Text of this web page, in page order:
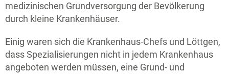
medizinischen Grundversorgung der Bevölkerung
durch kleine Krankenhäuser.
Einig waren sich die Krankenhaus-Chefs und Löttgen,
dass Spezialisierungen nicht in jedem Krankenhaus
angeboten werden müssen, eine Grund- und